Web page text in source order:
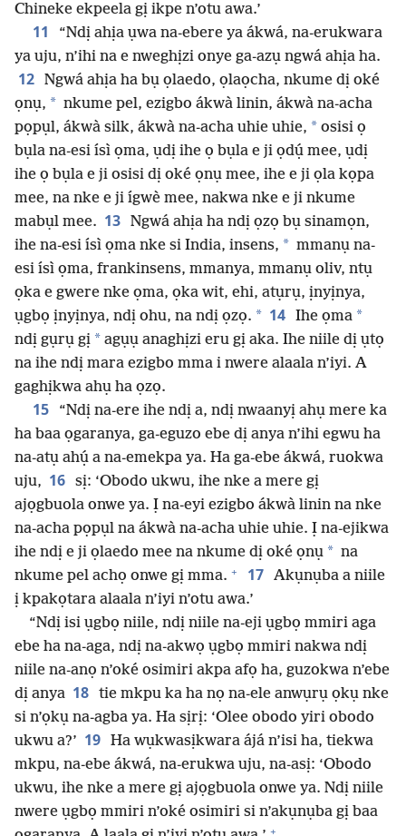
Chineke ekpeela gị ikpe n’otu awa.’
11
“Ndị ahịa ụwa na-ebere ya ákwá, na-erukwara
ya uju, n’ihi na e nweghịzi onye ga-azụ ngwá ahịa ha.
12 Ngwá ahịa ha bụ ọlaedo, ọlaọcha, nkume dị oké
ọnụ, * nkume pel, ezigbo ákwà linin, ákwà na-acha
pọpụl, ákwà silk, ákwà na-acha uhie uhie, * osisi ọ
bụla na-esi ísì ọma, ụdị ihe ọ bụla e ji ọdụ́ mee, ụdị
ihe ọ bụla e ji osisi dị oké ọnụ mee, ihe e ji ọla kọpa
mee, na nke e ji ígwè mee, nakwa nke e ji nkume
mabụl mee. 13 Ngwá ahịa ha ndị ọzọ bụ sinamọn,
ihe na-esi ísì ọma nke si India, insens, * mmanụ na-
esi ísì ọma, frankinsens, mmanya, mmanụ oliv, ntụ
ọka e gwere nke ọma, ọka wit, ehi, atụrụ, ịnyịnya,
ụgbọ ịnyịnya, ndị ohu, na ndị ọzọ. * 14 Ihe ọma *
ndị gụrụ gị * agụụ anaghịzi eru gị aka. Ihe niile dị ụtọ
na ihe ndị mara ezigbo mma i nwere alaala n’iyi. A
gaghịkwa ahụ ha ọzọ.
15
“Ndị na-ere ihe ndị a, ndị nwaanyị ahụ mere ka
ha baa ọgaranya, ga-eguzo ebe dị anya n’ihi egwu ha
na-atụ ahụ́ a na-emekpa ya. Ha ga-ebe ákwá, ruokwa
uju, 16 sị: ‘Obodo ukwu, ihe nke a mere gị
ajọgbuola onwe ya. Ị na-eyi ezigbo ákwà linin na nke
na-acha pọpụl na ákwà na-acha uhie uhie. Ị na-ejikwa
ihe ndị e ji ọlaedo mee na nkume dị oké ọnụ * na
nkume pel achọ onwe gị mma. + 17 Akụnụba a niile
ị kpakọtara alaala n’iyi n’otu awa.’
“Ndị isi ụgbọ niile, ndị niile na-eji ụgbọ mmiri aga
ebe ha na-aga, ndị na-akwọ ụgbọ mmiri nakwa ndị
niile na-anọ n’oké osimiri akpa afọ ha, guzokwa n’ebe
dị anya 18 tie mkpu ka ha nọ na-ele anwụrụ ọkụ nke
si n’ọkụ na-agba ya. Ha sịrị: ‘Olee obodo yiri obodo
ukwu a?’ 19 Ha wụkwasịkwara ájá n’isi ha, tiekwa
mkpu, na-ebe ákwá, na-erukwa uju, na-asị: ‘Obodo
ukwu, ihe nke a mere gị ajọgbuola onwe ya. Ndị niile
nwere ụgbọ mmiri n’oké osimiri si n’akụnụba gị baa
+